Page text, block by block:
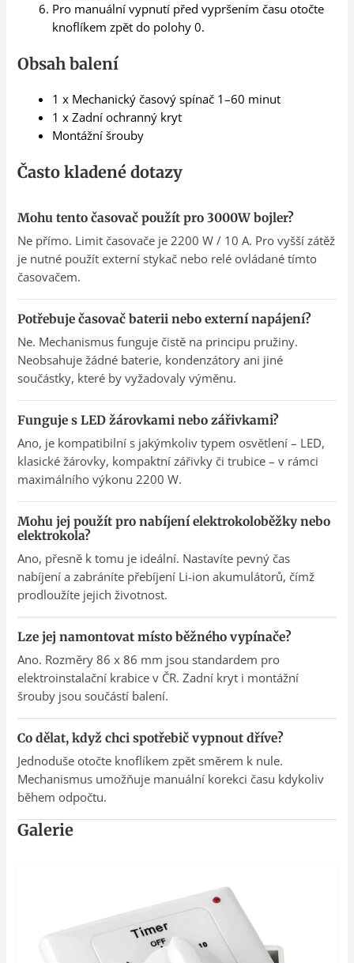
Pro manuální vypnutí před vypršením času otočte
knoflíkem zpět do polohy 0.
Obsah balení
1 x Mechanický časový spínač 1–60 minut
1 x Zadní ochranný kryt
Montážní šrouby
Často kladené dotazy
Mohu tento časovač použít pro 3000W bojler?
Ne přímo. Limit časovače je 2200 W / 10 A. Pro vyšší zátěž
je nutné použít externí stykač nebo relé ovládané tímto
časovačem.
Potřebuje časovač baterii nebo externí napájení?
Ne. Mechanismus funguje čistě na principu pružiny.
Neobsahuje žádné baterie, kondenzátory ani jiné
součástky, které by vyžadovaly výměnu.
Funguje s LED žárovkami nebo zářivkami?
Ano, je kompatibilní s jakýmkoliv typem osvětlení – LED,
klasické žárovky, kompaktní zářivky či trubice – v rámci
maximálního výkonu 2200 W.
Mohu jej použít pro nabíjení elektrokoloběžky nebo
elektrokola?
Ano, přesně k tomu je ideální. Nastavíte pevný čas
nabíjení a zabráníte přebíjení Li-ion akumulátorů, čímž
prodloužíte jejich životnost.
Lze jej namontovat místo běžného vypínače?
Ano. Rozměry 86 x 86 mm jsou standardem pro
elektroinstalační krabice v ČR. Zadní kryt i montážní
šrouby jsou součástí balení.
Co dělat, když chci spotřebič vypnout dříve?
Jednoduše otočte knoflíkem zpět směrem k nule.
Mechanismus umožňuje manuální korekci času kdykoliv
během odpočtu.
Galerie